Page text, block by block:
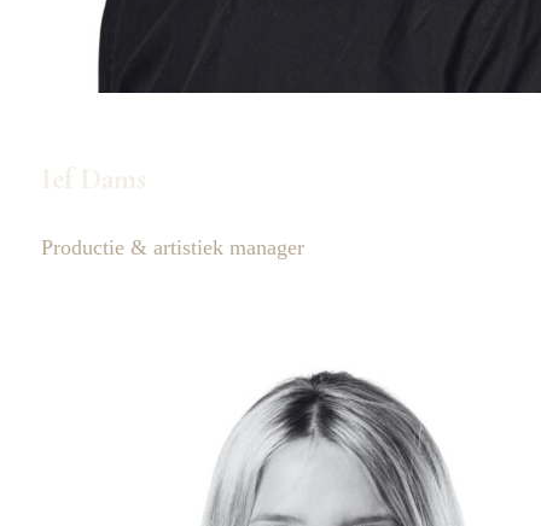
Ief Dams
Productie & artistiek manager